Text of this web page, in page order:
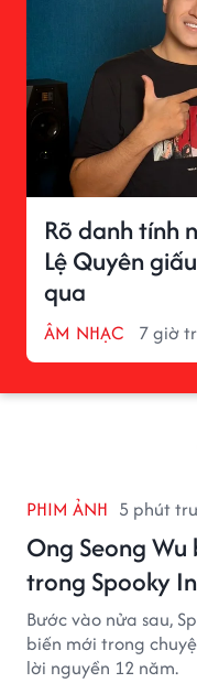
Rõ danh tính
Lệ Quyên
qua
ÂM NHẠC 7 giờ
PHIM ẢNH 5 phút
Ong Seong
trong Spooky
Bước vào nửa sau,
biến mới trong
lời nguyền 12 năm.